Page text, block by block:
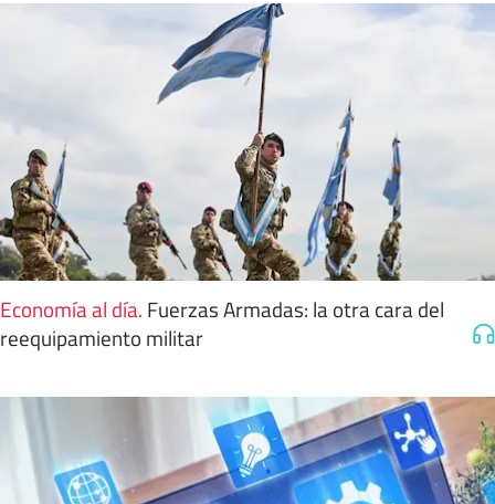
Economía al día. Fuerzas Armadas: la otra cara del
reequipamiento militar